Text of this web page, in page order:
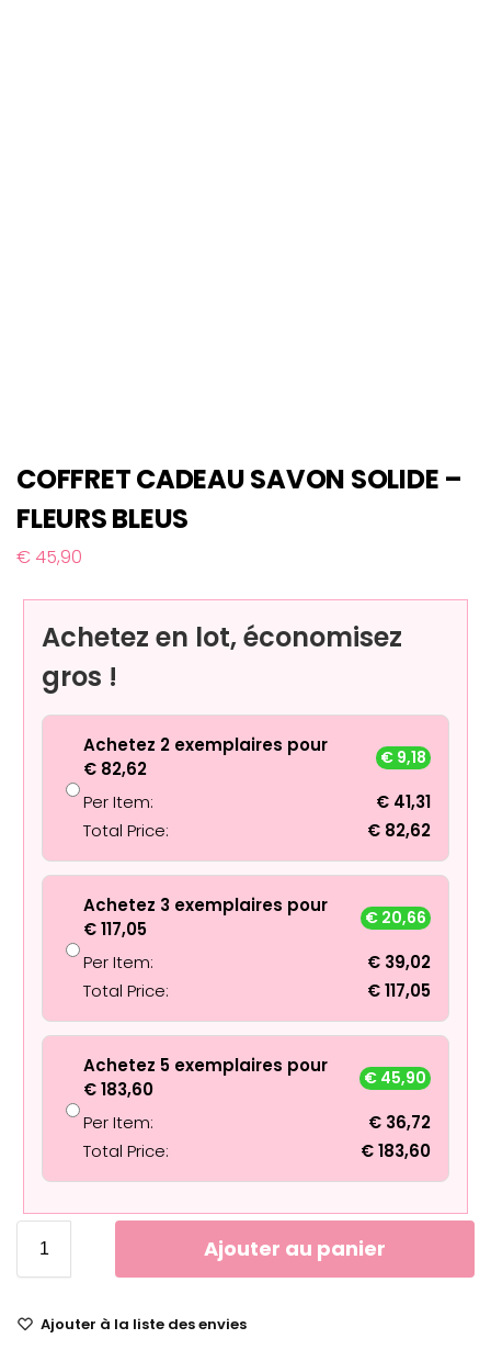
COFFRET CADEAU SAVON SOLIDE –
FLEURS BLEUS
€45,90
Achetez en lot, économisez
gros !
Achetez 2 exemplaires pour
€ 82,62
€ 9,18
Per Item: € 41,31
Total Price:
€ 82,62
Achetez 3 exemplaires pour
€117,05
€ 20,66
Per Item: € 39,02
Total Price:
€117,05
Achetez 5 exemplaires pour
€183,60
€ 45,90
Per Item: € 36,72
Total Price:
€183,60
Ajouter au panier
Ajouter à la liste des envies